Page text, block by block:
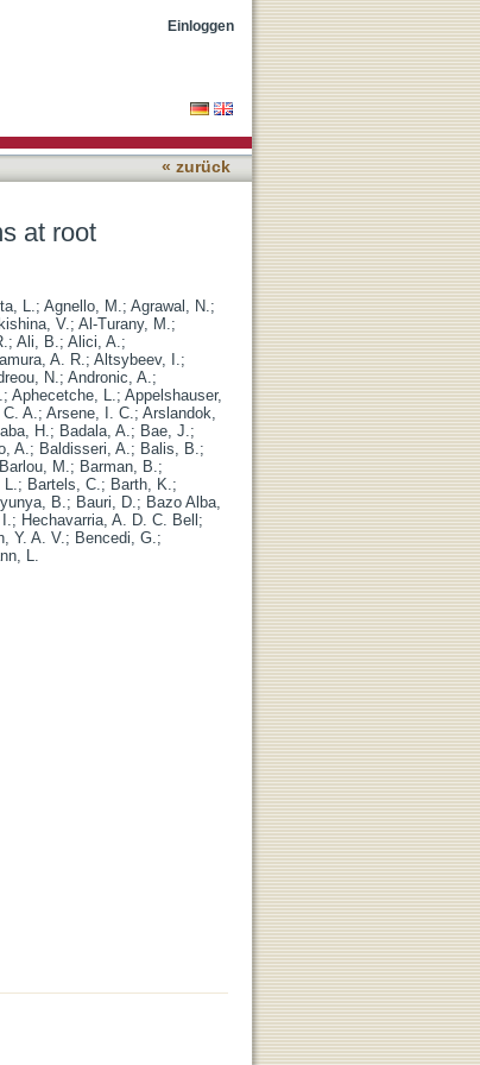
Einloggen
« zurück
at root
L.; Agnello, M.; Agrawal, N.;
V.; Al-Turany, M.;
; Ali, B.; Alici, A.;
A. R.; Altsybeev, I.;
N.; Andronic, A.;
; Aphecetche, L.; Appelshauser,
A.; Arsene, I. C.; Arslandok,
H.; Badala, A.; Bae, J.;
A.; Baldisseri, A.; Balis, B.;
Barlou, M.; Barman, B.;
L.; Bartels, C.; Barth, K.;
B.; Bauri, D.; Bazo Alba,
; Hechavarria, A. D. C. Bell ;
Y. A. V.; Bencedi, G.;
L.